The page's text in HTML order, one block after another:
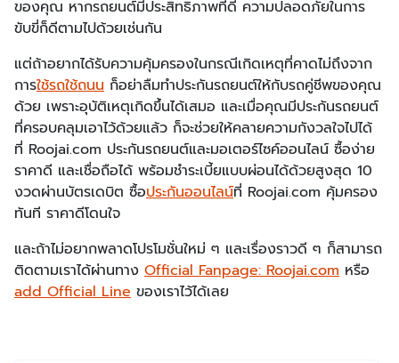
ของคุณ หากรถยนต์มีประสิทธิภาพที่ดี ความปลอดภัยในการ
ขับขี่ก็ดีตามไปด้วยเช่นกัน
แต่ถ้าอยากได้รับความคุ้มครองในกรณีเกิดเหตุที่คาดไม่ถึงจาก
การใช้รถใช้ถนน ก็อย่าลืมทำประกันรถยนต์ให้กับรถคู่ชีพของคุณ
ด้วย เพราะอุบัติเหตุเกิดขึ้นได้เสมอ และเมื่อคุณมีประกันรถยนต์
ที่ครอบคลุมเอาไว้ด้วยแล้ว ก็จะช่วยให้คลายความกังวลใจไปได้
ที่ Roojai.com ประกันรถยนต์และมอเตอร์ไซค์ออนไลน์ ซื้อง่าย
ราคาดี และเชื่อถือได้ พร้อมชำระเบี้ยแบบผ่อนได้ด้วยสูงสุด 10
งวดผ่านบัตรเดบิต ซื้อประกันออนไลน์ที่ Roojai.com คุ้มครอง
ทันที ราคาดีโดนใจ
และถ้าไม่อยากพลาดโปรโมชั่นใหม่ ๆ และเรื่องราวดี ๆ ก็สามารถ
ติดตามเราได้ผ่านทาง Official Fanpage: Roojai.com หรือ
add Official Line ของเราไว้ได้เลย